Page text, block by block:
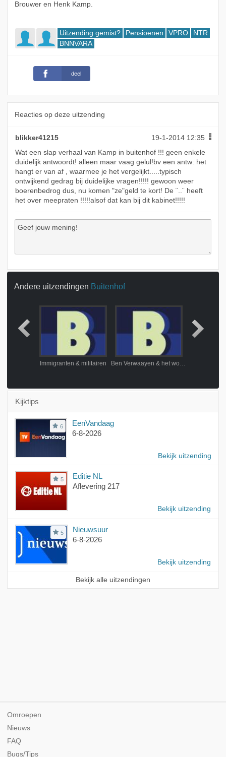
Brouwer en Henk Kamp.
Uitzending gemist? Pensioenen VPRO
NTR
BNNVARA
deel
Reacties op deze uitzending
blikker41215
19-1-2014 12:35
Wat een slap verhaal van Kamp in buitenhof !!! geen enkele
duidelijk antwoordt! alleen maar vaag gelul!bv een antw: het
hangt er van af , waarmee je het vergelijkt.....typisch
ontwijkend gedrag bij duidelijke vragen!!!!! gewoon weer
boerenbedrog dus, nu komen "ze"geld te kort! De ¨..¨ heeft
het over meepraten !!!!!alsof dat kan bij dit kabinet!!!!!
Andere uitzendingen Buitenhof
Immigranten & militairen Ben Verwaayen & het worstelen met populisme
Kijktips
6
EenVandaag
6-8-2026
Bekijk uitzending
5
Editie NL
Aflevering 217
Bekijk uitzending
5
Nieuwsuur
6-8-2026
Bekijk uitzending
Bekijk alle uitzendingen
Omroepen
Nieuws
FAQ
Bugs/Tips